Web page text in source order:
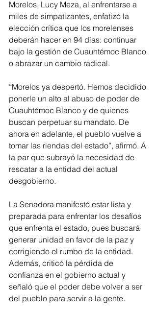
Morelos, Lucy Meza, al enfrentarse a
miles de simpatizantes, enfatizó la
elección crítica que los morelenses
deberán hacer en 94 días: continuar
bajo la gestión de Cuauhtémoc Blanco
o abrazar un cambio radical.
“Morelos ya despertó. Hemos decidido
ponerle un alto al abuso de poder de
Cuauhtémoc Blanco y de quienes
buscan perpetuar su mandato. De
ahora en adelante, el pueblo vuelve a
tomar las riendas del estado”, afirmó. A
la par que subrayó la necesidad de
rescatar a la entidad del actual
desgobierno.
La Senadora manifestó estar lista y
preparada para enfrentar los desafíos
que enfrenta el estado, pues buscará
generar unidad en favor de la paz y
corrigiendo el rumbo de la entidad.
Además, criticó la pérdida de
confianza en el gobierno actual y
señaló que el poder debe volver a ser
del pueblo para servir a la gente.